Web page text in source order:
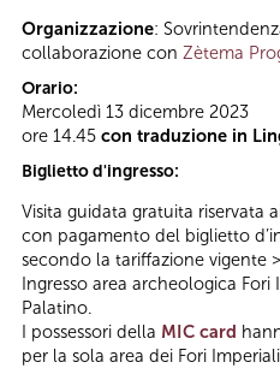
Organizzazione:
collaborazione con Zètema
Orario:
Mercoledì 13 dicembre 2023
ore 14.45 con traduzione in
Biglietto d'ingresso:
Visita guidata gratuita riservata
con pagamento del biglietto
secondo la tariffazione vigente >
Ingresso area archeologica
Palatino.
I possessori della MIC card
per la sola area dei Fori